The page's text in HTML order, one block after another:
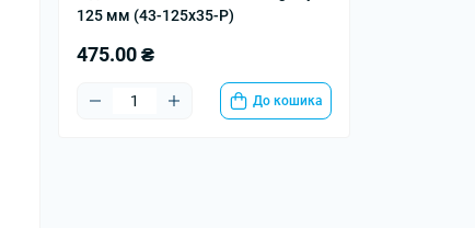
125 мм (43-125х35-P)
475.00 ₴
До кошика